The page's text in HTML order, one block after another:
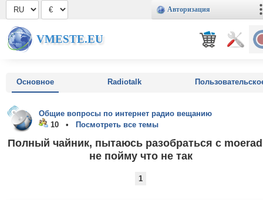
Авторизация
VMESTE.EU
Основное Radiotalk
Общие вопросы по интернет радио вещанию
10 •
Посмотреть все темы
Полный чайник, пытаюсь разобраться с
не пойму что не так
1